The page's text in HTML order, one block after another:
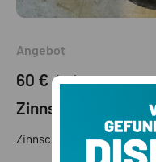
Angebot
60 € (VB)
Zinnschale
Zinnschale aus der Zeit